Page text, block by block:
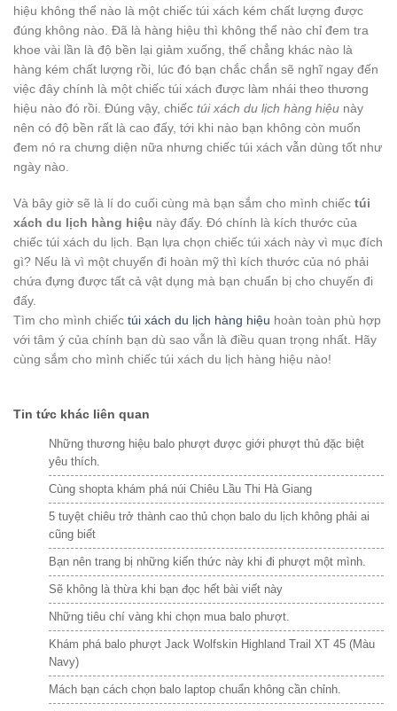
hiệu không thể nào là một chiếc túi xách kém chất lượng được
đúng không nào. Đã là hàng hiệu thì không thể nào chỉ đem tra
khoe vài lần là độ bền lại giảm xuống, thế chẳng khác nào là
hàng kém chất lượng rồi, lúc đó bạn chắc chắn sẽ nghĩ ngay đến
việc đây chính là một chiếc túi xách được làm nhái theo thương
hiệu nào đó rồi. Đúng vậy, chiếc túi xách du lịch hàng hiệu này
nên có độ bền rất là cao đấy, tới khi nào bạn không còn muốn
đem nó ra chưng diện nữa nhưng chiếc túi xách vẫn dùng tốt như
ngày nào.
Và bây giờ sẽ là lí do cuối cùng mà bạn sắm cho mình chiếc túi
xách du lịch hàng hiệu này đấy. Đó chính là kích thước của
chiếc túi xách du lịch. Bạn lựa chọn chiếc túi xách này vì mục đích
gì? Nếu là vì một chuyến đi hoàn mỹ thì kích thước của nó phải
chứa đựng được tất cả vật dụng mà bạn chuẩn bị cho chuyến đi
đấy.
Tìm cho mình chiếc túi xách du lịch hàng hiệu hoàn toàn phù hợp
với tâm ý của chính bạn dù sao vẫn là điều quan trọng nhất. Hãy
cùng sắm cho mình chiếc túi xách du lịch hàng hiệu nào!
Tin tức khác liên quan
Những thương hiệu balo phượt được giới phượt thủ đặc biệt
yêu thích.
Cùng shopta khám phá núi Chiêu Lầu Thi Hà Giang
5 tuyệt chiêu trở thành cao thủ chọn balo du lịch không phải ai
cũng biết
Bạn nên trang bị những kiến thức này khi đi phượt một mình.
Sẽ không là thừa khi bạn đọc hết bài viết này
Những tiêu chí vàng khi chọn mua balo phượt.
Khám phá balo phượt Jack Wolfskin Highland Trail XT 45 (Màu
Navy)
Mách bạn cách chọn balo laptop chuẩn không cần chỉnh.